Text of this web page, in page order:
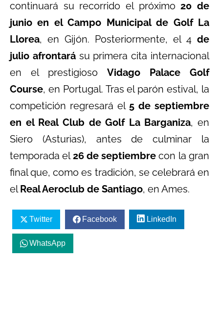
continuará su recorrido el próximo20 de
junio en el Campo Municipal de Golf La
Llorea, en Gijón. Posteriormente, el 4 de
julio afrontarásu primera cita internacional
en el prestigioso Vidago Palace Golf
Course, en Portugal. Tras el parón estival, la
competición regresará el 5 de septiembre
en el Real Club de Golf La Barganiza, en
Siero (Asturias), antes de culminar la
temporada el26 de septiembre con la gran
final que, como es tradición, se celebrará en
elReal Aeroclub de Santiago, en Ames.
Twitter Facebook LinkedIn
WhatsApp